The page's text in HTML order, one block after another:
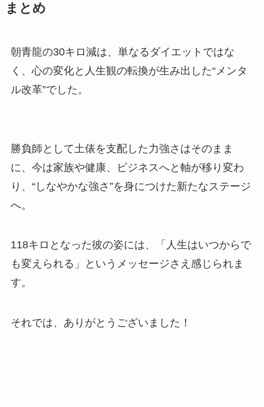
まとめ
朝青龍の30キロ減は、単なるダイエットではな
く、心の変化と人生観の転換が生み出した“メンタ
ル改革”でした。
勝負師として土俵を支配した力強さはそのまま
に、今は家族や健康、ビジネスへと軸が移り変わ
り、“しなやかな強さ”を身につけた新たなステージ
へ。
118キロとなった彼の姿には、「人生はいつからで
も変えられる」というメッセージさえ感じられま
す。
それでは、ありがとうございました！